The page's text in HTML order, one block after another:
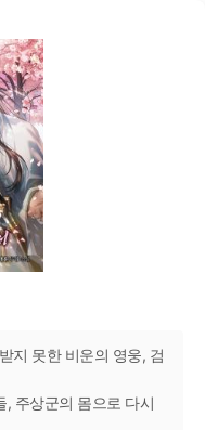
지 못한 비운의 영웅, 검
주상군의 몸으로 다시